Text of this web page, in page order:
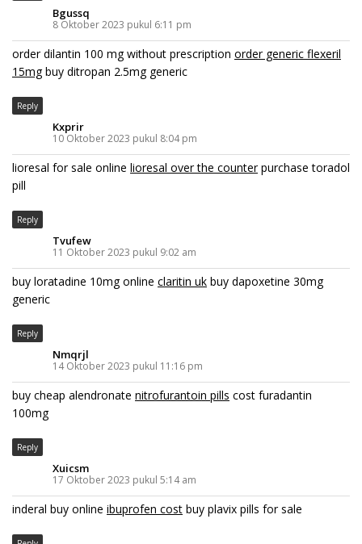
Bgussq
8 Oktober 2023 pukul 6:11 pm
order dilantin 100 mg without prescription order generic flexeril
15mgbuy ditropan 2.5mg generic
Reply
Kxprir
10 Oktober 2023 pukul 8:04 pm
lioresal for sale online lioresal over the counterpurchase toradol
pill
Reply
Tvufew
11 Oktober 2023 pukul 9:02 am
buy loratadine 10mg online claritin uk buy dapoxetine 30mg
generic
Reply
Nmqrjl
14 Oktober 2023 pukul 11:16 pm
buy cheap alendronate nitrofurantoin pills cost furadantin
100mg
Reply
Xuicsm
17 Oktober 2023 pukul 5:14 am
inderal buy online ibuprofen cost buy plavix pills for sale